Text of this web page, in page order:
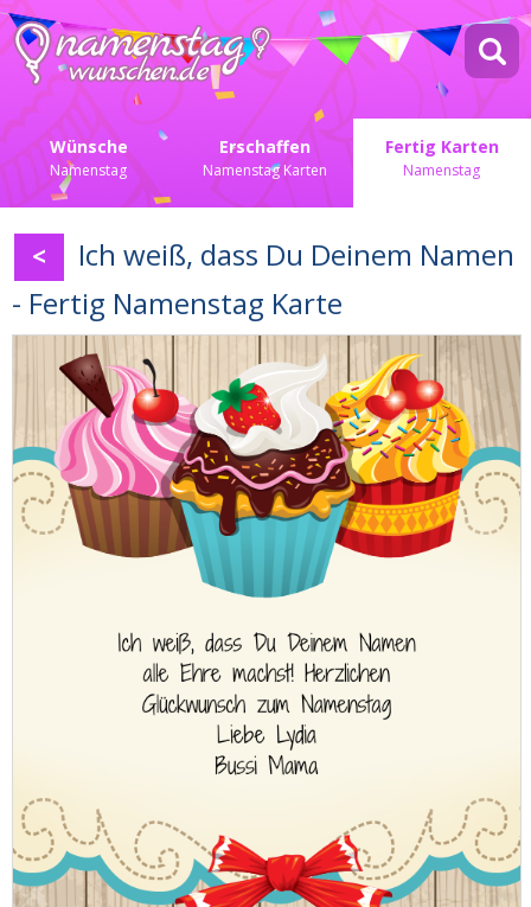
Wünsche
Namenstag
Erschaffen
Namenstag Karten
Fertig Karten
Namenstag
<
Ich weiß, dass Du Deinem Namen
- Fertig Namenstag Karte